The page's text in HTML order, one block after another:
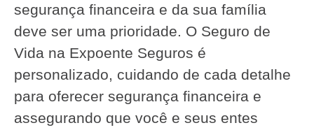
segurança financeira e da sua família
deve ser uma prioridade. O Seguro de
Vida na Expoente Seguros é
personalizado, cuidando de cada detalhe
para oferecer segurança financeira e
assegurando que você e seus entes